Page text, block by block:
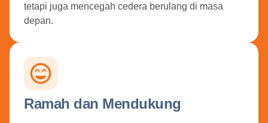
tetapi juga mencegah cedera berulang di masa
depan.
Ramah dan Mendukung